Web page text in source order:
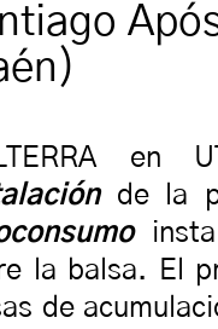
en
de la
la balsa. El
de